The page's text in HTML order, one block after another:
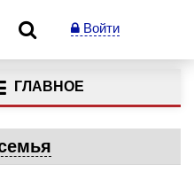
Войти
ГЛАВНОЕ